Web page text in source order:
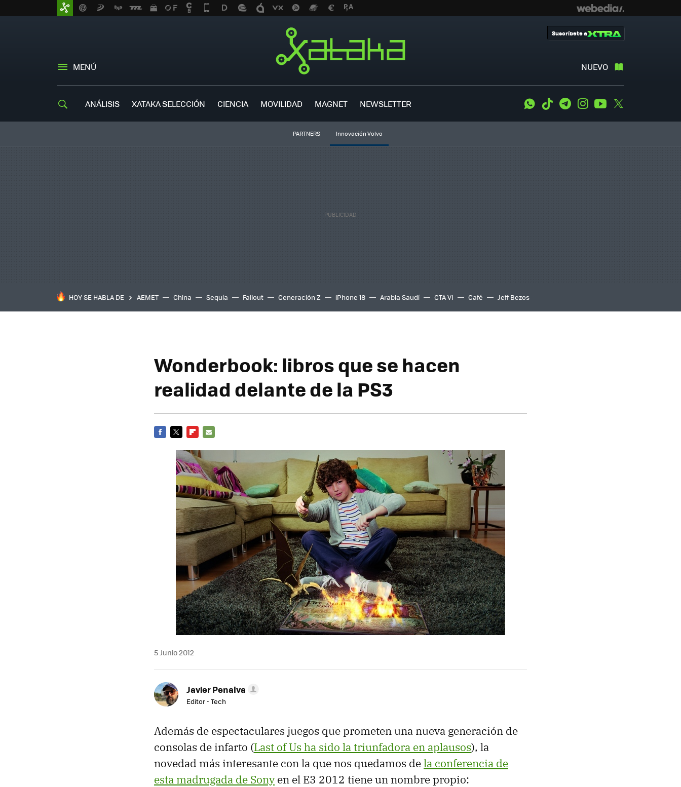
MENÚ NUEVO
Suscríbete a
ANÁLISIS XATAKA SELECCIÓN CIENCIA MOVILIDAD MAGNET NEWSLETTER WhatsApp
Tiktok TelegramInstagramYoutube
PARTNERS Innovación Volvo
HOY SE HABLA DE AEMET China Sequía Fallout Generación Z iPhone 18 Arabia Saudí GTA VI Café Jeff Bezos
Wonderbook: libros que se hacen
realidad delante de la PS3
5 Junio 2012
Javier Penalva
Editor - Tech
Además de espectaculares juegos que prometen una nueva generación de
consolas de infarto (Last of Us ha sido la triunfadora en aplausos), la
novedad más interesante con la que nos quedamos dela conferencia de
esta madrugada de Sonyen el E3 2012 tiene un nombre propio: